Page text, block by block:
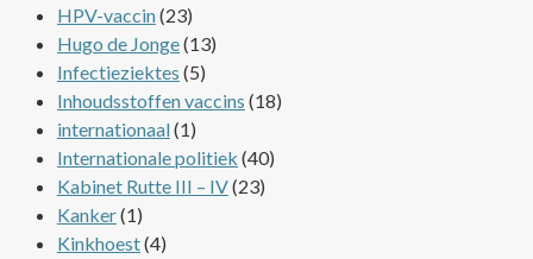
HPV-vaccin(23)
Hugo de Jonge(13)
Infectieziektes (5)
Inhoudsstoffen vaccins (18)
internationaal(1)
Internationale politiek (40)
Kabinet Rutte III – IV(23)
Kanker(1)
Kinkhoest(4)